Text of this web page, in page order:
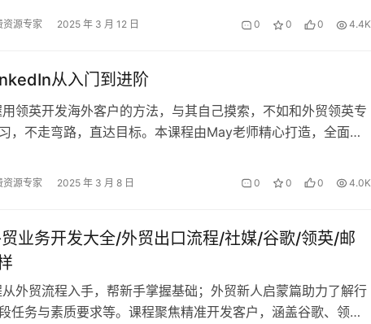
斯市场多平台概况、O…
资源专家 2025 年 3 月 12 日 0 0 0 4.4K
从入门到进阶
领英开发海外客户的方法，与其自己摸索，不如和外贸领英专
，不走弯路，直达目标。本课程由May老师精心打造，全面涵
资源专家 2025 年 3 月 8 日 0 0 0 4.0K
业务开发大全/外贸出口流程/社媒/谷歌/领英/邮
外贸流程入手，帮新手掌握基础；外贸新人启蒙篇助力了解行
任务与素质要求等。课程聚焦精准开发客户，涵盖谷歌、领英